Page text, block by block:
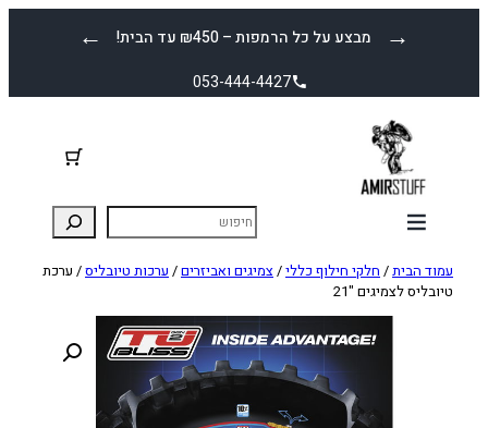
← מבצע על כל הרמפות – ₪450 עד הבית! →
053-444-4427
עמוד הבית/ חלקי חילוף כללי/ צמיגים ואביזרים/ ערכות טיובליס/ ערכת
טיובליס לצמיגים "21